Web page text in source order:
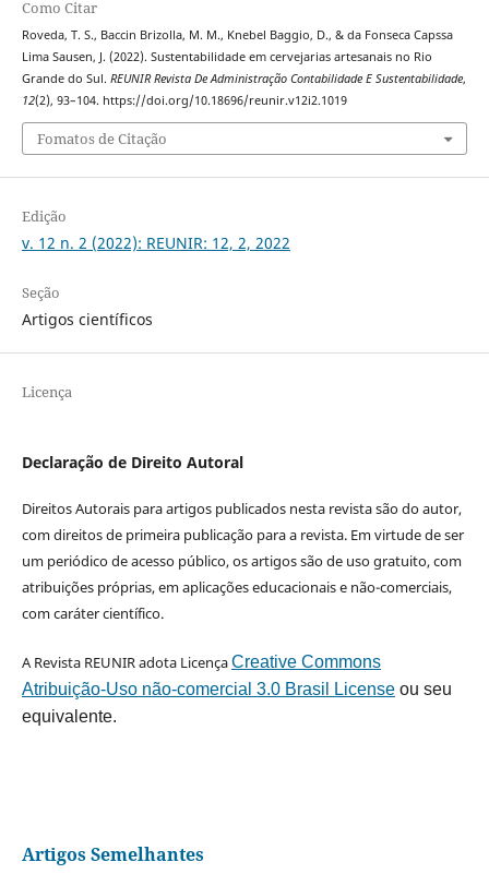
Como Citar
Roveda, T. S., Baccin Brizolla, M. M., Knebel Baggio, D., & da Fonseca Capssa
Lima Sausen, J. (2022). Sustentabilidade em cervejarias artesanais no Rio
Grande do Sul. REUNIR Revista De Administração Contabilidade E Sustentabilidade,
12(2), 93–104. https://doi.org/10.18696/reunir.v12i2.1019
Fomatos de Citação
Edição
v. 12 n. 2 (2022): REUNIR: 12, 2, 2022
Seção
Artigos científicos
Licença
Declaração de Direito Autoral
Direitos Autorais para artigos publicados nesta revista são do autor,
com direitos de primeira publicação para a revista. Em virtude de ser
um periódico de acesso público, os artigos são de uso gratuito, com
atribuições próprias, em aplicações educacionais e não-comerciais,
com caráter científico.
A Revista REUNIR adota LicençaCreative Commons
Atribuição-Uso não-comercial 3.0 Brasil Licenseou seu
equivalente.
Artigos Semelhantes